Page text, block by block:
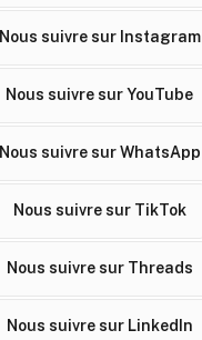
Nous suivre sur Instagram
Nous suivre sur YouTube
Nous suivre sur WhatsApp
Nous suivre sur TikTok
Nous suivre sur Threads
Nous suivre sur LinkedIn